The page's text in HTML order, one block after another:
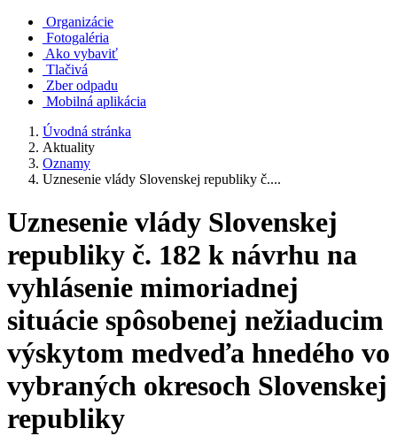
Organizácie
Fotogaléria
Ako vybaviť
Tlačivá
Zber odpadu
Mobilná aplikácia
Úvodná stránka
Aktuality
Oznamy
Uznesenie vlády Slovenskej republiky č....
Uznesenie vlády Slovenskej
republiky č. 182 k návrhu na
vyhlásenie mimoriadnej
situácie spôsobenej nežiaducim
výskytom medveďa hnedého vo
vybraných okresoch Slovenskej
republiky